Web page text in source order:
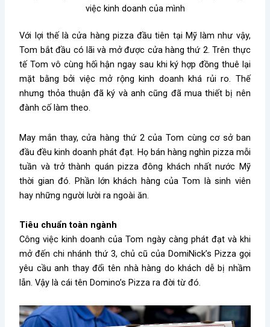
việc kinh doanh của mình
Với lợi thế là cửa hàng pizza đầu tiên tại Mỹ làm như vậy,
Tom bắt đầu có lãi và mở được cửa hàng thứ 2. Trên thực
tế Tom vô cùng hối hận ngay sau khi ký hợp đồng thuê lại
mặt bằng bởi việc mở rộng kinh doanh khá rủi ro. Thế
nhưng thỏa thuận đã ký và anh cũng đã mua thiết bị nên
đành cố làm theo.
May mắn thay, cửa hàng thứ 2 của Tom cùng cơ sở ban
đầu đều kinh doanh phát đạt. Họ bán hàng nghìn pizza mỗi
tuần và trở thành quán pizza đông khách nhất nước Mỹ
thời gian đó. Phần lớn khách hàng của Tom là sinh viên
hay những người lười ra ngoài ăn.
Tiêu chuẩn toàn ngành
Công việc kinh doanh của Tom ngày càng phát đạt và khi
mở đến chi nhánh thứ 3, chủ cũ của DomiNick’s Pizza gọi
yêu cầu anh thay đổi tên nhà hàng do khách dễ bị nhầm
lẫn. Vậy là cái tên Domino’s Pizza ra đời từ đó.